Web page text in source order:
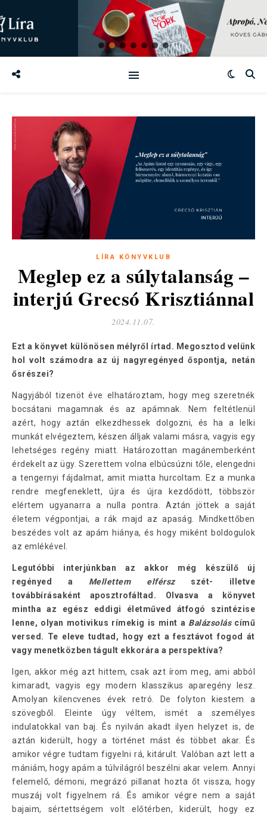
LÍRA KÖNYVKLUB
Meglep ez a súlytalanság –
interjú Grecsó Krisztiánnal
2024.11.07.
Ezt a könyvet különösen mélyről írtad. Megosztod velünk
hol volt számodra az új nagyregényed őspontja, netán
ősrészei?
Nagyjából tizenöt éve elhatároztam, hogy meg szeretnék
bocsátani magamnak és az apámnak. Nem feltétlenül
azért, hogy aztán elkezdhessek dolgozni, és ha a lelki
munkát elvégeztem, készen álljak valami másra, vagyis egy
lehetséges regény miatt. Határozottan magánemberként
érdekelt az ügy. Szerettem volna elbúcsúzni tőle, elengedni
a tengernyi fájdalmat, amit miatta hurcoltam. Ez a munka
rendre megfeneklett, újra és újra kezdődött, többször
elértem ugyanarra a nulla pontra. Aztán jöttek a saját
életem végpontjai, a rák majd az apaság. Mindkettőben
beszédes volt az apám hiánya, és hogy miként boldogulok
az emlékével.
Legutóbbi interjúnkban az akkor még készülő új
regényed a Mellettem elférszszét- illetve
továbbírásaként aposztrofáltad. Olvasva a könyvet
mintha az egész eddigi életműved átfogó szintézise
lenne, olyan motivikus rímekig is mint a Balázsoláscímű
versed. Te eleve tudtad, hogy ezt a fesztávot fogod át
vagy menetközben tágult ekkorára a perspektíva?
Igen, akkor még azt hittem, csak azt írom meg, ami abból
kimaradt, vagyis egy modern klasszikus aparegény lesz.
Amolyan kilencvenes évek retró. De folyton kiestem a
szövegből. Eleinte úgy véltem, ismét a személyes
indulatokkal van baj. És nyilván akadt ilyen helyzet is, de
aztán kiderült, hogy a történet mást és többet akar. És
amikor végre tudtam figyelni rá, kitárult. Valóban azt lett a
mániám, hogy apám a túlvilágról beszélni akar velem. Annyi
felemelő, démoni, megrázó pillanat hozta őt vissza, hogy
muszáj volt figyelnem rá. És amikor végre nem a saját
bajaim, sértettségem volt előtérben, kiderült, hogy ez